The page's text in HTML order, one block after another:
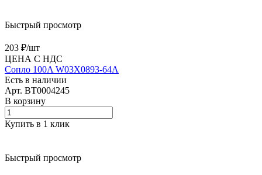
Быстрый просмотр
203 ₽/шт
ЦЕНА С НДС
Сопло 100A W03X0893-64A
Есть в наличии
Арт. BT0004245
В корзину
Купить в 1 клик
Быстрый просмотр